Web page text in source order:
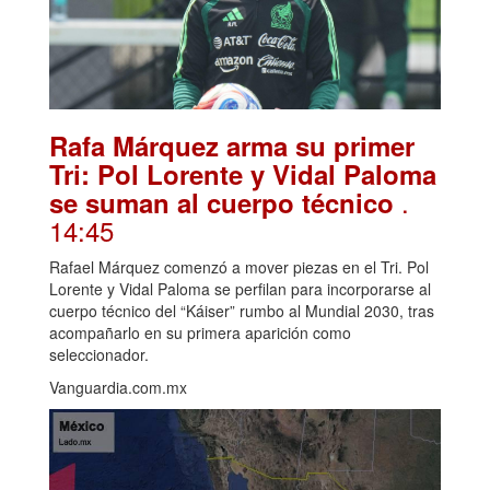
Rafa Márquez arma su primer
Tri: Pol Lorente y Vidal Paloma
se suman al cuerpo técnico .
14:45
Rafael Márquez comenzó a mover piezas en el Tri. Pol
Lorente y Vidal Paloma se perfilan para incorporarse al
cuerpo técnico del “Káiser” rumbo al Mundial 2030, tras
acompañarlo en su primera aparición como
seleccionador.
Vanguardia.com.mx